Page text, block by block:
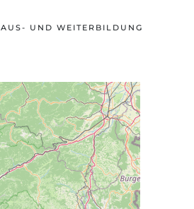
AUS- UND WEITERBILDUNG